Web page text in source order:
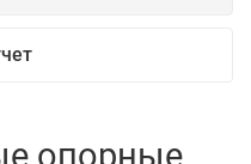
опорные